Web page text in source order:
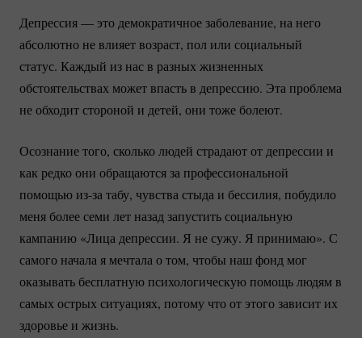
Депрессия — это демократичное заболевание, на него
абсолютно не влияет возраст, пол или социальный
статус. Каждый из нас в разных жизненных
обстоятельствах может впасть в депрессию. Эта проблема
не обходит стороной и детей, они тоже болеют.
Осознание того, сколько людей страдают от депрессии и
как редко они обращаются за профессиональной
помощьюиз-за табу, чувства стыда и бессилия, побудило
меня более семи лет назад запустить социальную
кампанию «Лица депрессии. Я не сужу. Я принимаю». С
самого начала я мечтала о том, чтобы наш фонд мог
оказывать бесплатную психологическую помощь людям в
самых острых ситуациях, потому что от этого зависит их
здоровье и жизнь.